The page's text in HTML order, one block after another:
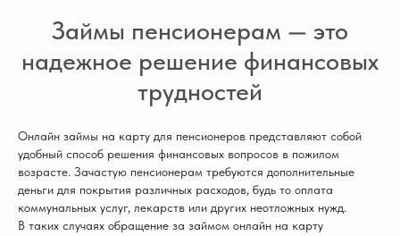
Займы пенсионерам — это
надежное решение финансовых
трудностей
Онлайн займы на карту для пенсионеров представляют собой
удобный способ решения финансовых вопросов в пожилом
возрасте. Зачастую пенсионерам требуются дополнительные
деньги для покрытия различных расходов, будь то оплата
коммунальных услуг, лекарств или других неотложных нужд.
В таких случаях обращение за займом онлайн на карту